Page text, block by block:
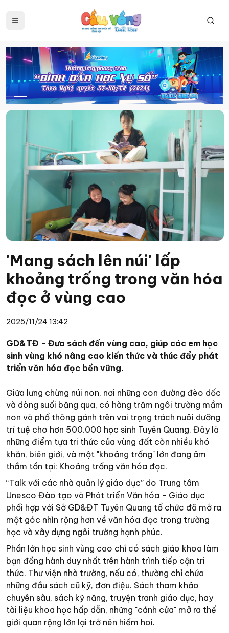
'Mang sách lên núi' lấp
khoảng trống trong văn hóa
đọc ở vùng cao
2025/11/24 13:42
GD&TĐ - Đưa sách đến vùng cao, giúp các em học
sinh vùng khó nâng cao kiến thức và thúc đẩy phát
triển văn hóa đọc bền vững.
Giữa lưng chừng núi non, nơi những con đường đèo dốc
và dòng suối băng qua, có hàng trăm ngôi trường mầm
non và phổ thông gánh trên vai trọng trách nuôi dưỡng
trí tuệ cho hơn 500.000 học sinh Tuyên Quang. Đây là
những điểm tựa tri thức của vùng đất còn nhiều khó
khăn, biên giới, và một "khoảng trống" lớn đang âm
thầm tồn tại: Khoảng trống văn hóa đọc.
“Talk với các nhà quản lý giáo dục” do Trung tâm
Unesco Đào tạo và Phát triển Văn hóa - Giáo dục
phối hợp với Sở GD&ĐT Tuyên Quang tổ chức đã mở ra
một góc nhìn rộng hơn về văn hóa đọc trong trường
học và xây dựng ngôi trường hạnh phúc.
Phần lớn học sinh vùng cao chỉ có sách giáo khoa làm
bạn đồng hành duy nhất trên hành trình tiếp cận tri
thức. Thư viện nhà trường, nếu có, thường chỉ chứa
những đầu sách cũ kỹ, đơn điệu. Sách tham khảo
chuyên sâu, sách kỹ năng, truyện tranh giáo dục, hay
tài liệu khoa học hấp dẫn, những "cánh cửa" mở ra thế
giới quan rộng lớn lại trở nên hiếm hoi.